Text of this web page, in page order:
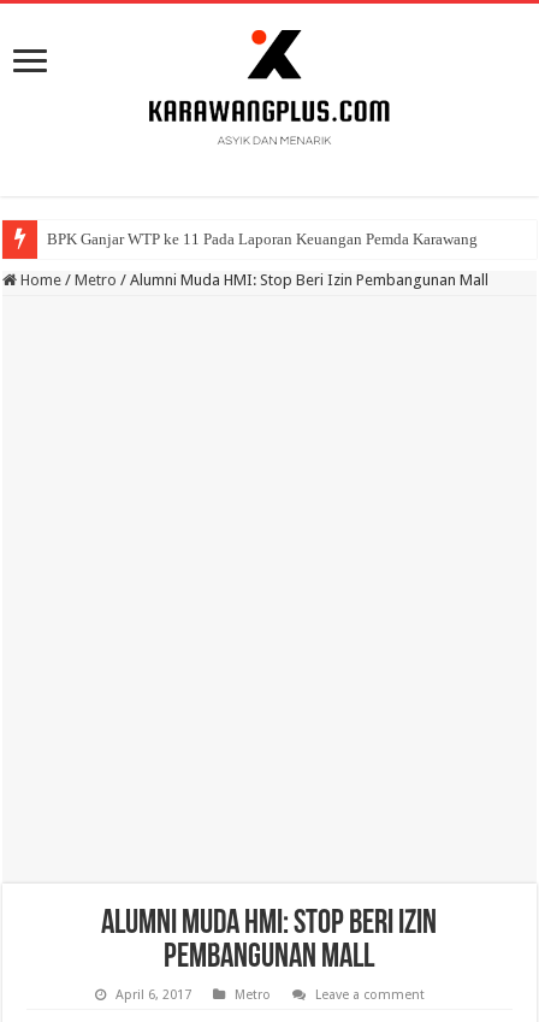
BPK Ganjar WTP ke 11 Pada Laporan Keuangan Pemda Karawang
Home / Metro / Alumni Muda HMI: Stop Beri Izin Pembangunan Mall
Alumni Muda HMI: Stop Beri Izin
Pembangunan Mall
April 6, 2017 Metro Leave a comment